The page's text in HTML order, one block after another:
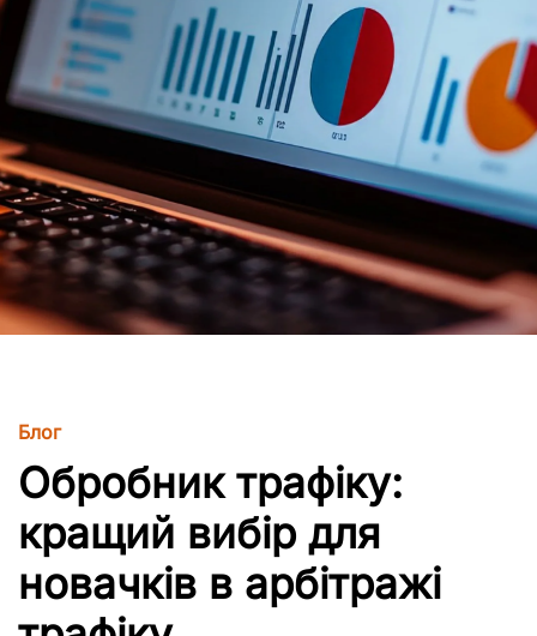
Блог
Обробник трафіку:
кращий вибір для
новачків в арбітражі